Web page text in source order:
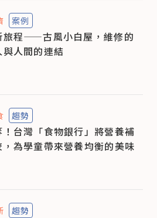
案例
旅程——古風小白屋，維修的
人間的連結
趨勢
台灣「食物銀行」將營養補
為學童帶來營養均衡的美味
趨勢